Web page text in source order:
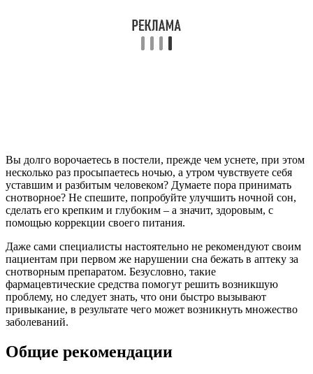
Вы долго ворочаетесь в постели, прежде чем уснете, при этом
несколько раз просыпаетесь ночью, а утром чувствуете себя
уставшим и разбитым человеком? Думаете пора принимать
снотворное? Не спешите, попробуйте улучшить ночной сон,
сделать его крепким и глубоким – а значит, здоровым, с
помощью коррекции своего питания.
Даже сами специалисты настоятельно не рекомендуют своим
пациентам при первом же нарушении сна бежать в аптеку за
снотворным препаратом. Безусловно, такие
фармацевтические средства помогут решить возникшую
проблему, но следует знать, что они быстро вызывают
привыкание, в результате чего может возникнуть множество
заболеваний.
Общие рекомендации